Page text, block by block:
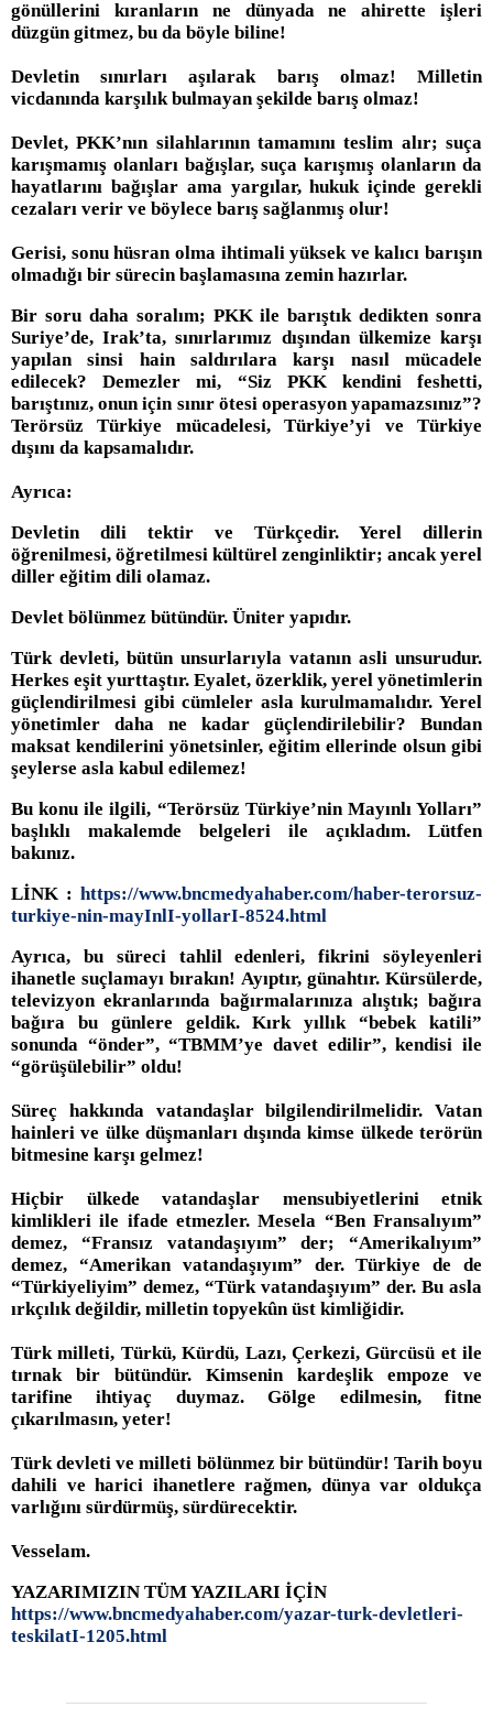
gönüllerini kıranların ne dünyada ne ahirette işleri
düzgün gitmez, bu da böyle biline!
Devletin sınırları aşılarak barış olmaz! Milletin
vicdanında karşılık bulmayan şekilde barış olmaz!
Devlet, PKK’nın silahlarının tamamını teslim alır; suça
karışmamış olanları bağışlar, suça karışmış olanların da
hayatlarını bağışlar ama yargılar, hukuk içinde gerekli
cezaları verir ve böylece barış sağlanmış olur!
Gerisi, sonu hüsran olma ihtimali yüksek ve kalıcı barışın
olmadığı bir sürecin başlamasına zemin hazırlar.
Bir soru daha soralım; PKK ile barıştık dedikten sonra
Suriye’de, Irak’ta, sınırlarımız dışından ülkemize karşı
yapılan sinsi hain saldırılara karşı nasıl mücadele
edilecek? Demezler mi, “Siz PKK kendini feshetti,
barıştınız, onun için sınır ötesi operasyon yapamazsınız”?
Terörsüz Türkiye mücadelesi, Türkiye’yi ve Türkiye
dışını da kapsamalıdır.
Ayrıca:
Devletin dili tektir ve Türkçedir. Yerel dillerin
öğrenilmesi, öğretilmesi kültürel zenginliktir; ancak yerel
diller eğitim dili olamaz.
Devlet bölünmez bütündür. Üniter yapıdır.
Türk devleti, bütün unsurlarıyla vatanın asli unsurudur.
Herkes eşit yurttaştır. Eyalet, özerklik, yerel yönetimlerin
güçlendirilmesi gibi cümleler asla kurulmamalıdır. Yerel
yönetimler daha ne kadar güçlendirilebilir? Bundan
maksat kendilerini yönetsinler, eğitim ellerinde olsun gibi
şeylerse asla kabul edilemez!
Bu konu ile ilgili, “Terörsüz Türkiye’nin Mayınlı Yolları”
başlıklı makalemde belgeleri ile açıkladım. Lütfen
bakınız.
LİNK : https://www.bncmedyahaber.com/haber-terorsuz-
turkiye-nin-mayInlI-yollarI-8524.html
Ayrıca, bu süreci tahlil edenleri, fikrini söyleyenleri
ihanetle suçlamayı bırakın! Ayıptır, günahtır. Kürsülerde,
televizyon ekranlarında bağırmalarınıza alıştık; bağıra
bağıra bu günlere geldik. Kırk yıllık “bebek katili”
sonunda “önder”, “TBMM’ye davet edilir”, kendisi ile
“görüşülebilir” oldu!
Süreç hakkında vatandaşlar bilgilendirilmelidir. Vatan
hainleri ve ülke düşmanları dışında kimse ülkede terörün
bitmesine karşı gelmez!
Hiçbir ülkede vatandaşlar mensubiyetlerini etnik
kimlikleri ile ifade etmezler. Mesela “Ben Fransalıyım”
demez, “Fransız vatandaşıyım” der; “Amerikalıyım”
demez, “Amerikan vatandaşıyım” der. Türkiye de de
“Türkiyeliyim” demez, “Türk vatandaşıyım” der. Bu asla
ırkçılık değildir, milletin topyekûn üst kimliğidir.
Türk milleti, Türkü, Kürdü, Lazı, Çerkezi, Gürcüsü et ile
tırnak bir bütündür. Kimsenin kardeşlik empoze ve
tarifine ihtiyaç duymaz. Gölge edilmesin, fitne
çıkarılmasın, yeter!
Türk devleti ve milleti bölünmez bir bütündür! Tarih boyu
dahili ve harici ihanetlere rağmen, dünya var oldukça
varlığını sürdürmüş, sürdürecektir.
Vesselam.
YAZARIMIZIN TÜM YAZILARI İÇİN
https://www.bncmedyahaber.com/yazar-turk-devletleri-
teskilatI-1205.html